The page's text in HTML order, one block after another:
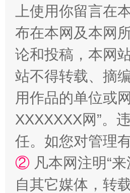
镜头丨大暑三秋近
上使用你留言在
布在本网及本网
论和投稿，本网
站不得转载、摘
用作品的单位或
XXXXXXX网”。
任。如您对管理
② 凡本网注明“
自其它媒体，转